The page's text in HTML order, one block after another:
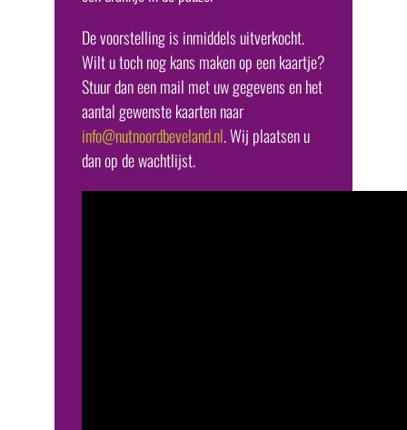
De voorstelling is inmiddels uitverkocht.
Wilt u toch nog kans maken op een kaartje?
Stuur dan een mail met uw gegevens en het
aantal gewenste kaarten naar
info@nutnoordbeveland.nl. Wij plaatsen u
dan op de wachtlijst.